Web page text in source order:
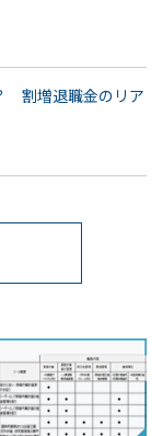
割増退職金のリア